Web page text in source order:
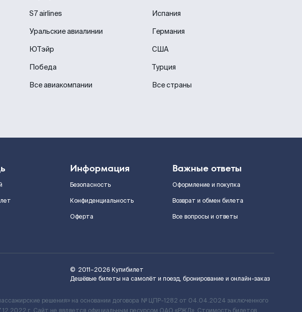
S7 airlines
Уральские авиалинии
ЮТэйр
Победа
Все авиакомпании
Испания
Германия
США
Турция
Все страны
Информация
Безопасность
Конфиденциальность
Оферта
Важные ответы
Оформление и покупка
Возврат и обмен билета
Все вопросы и ответы
© 2011–2026 Купибилет
Дешёвые билеты на самолёт и поезд, бронирование и онлайн-заказ
решения» на основании договора № ЦПР-1282 от 04.04.2024 заключенного